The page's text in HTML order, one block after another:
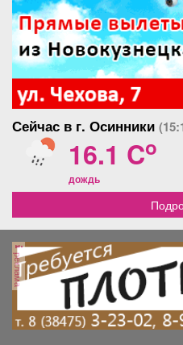
Сейчас в г. Осинники
16.1 Co
дождь
реклама